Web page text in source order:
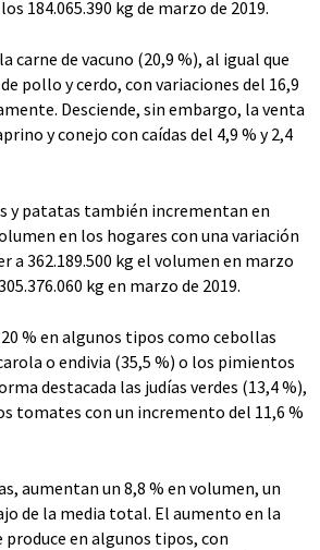
184.065.390 kg de marzo de 2019.
carne de vacuno (20,9 %), al igual que
pollo y cerdo, con variaciones del 16,9
Desciende, sin embargo, la venta
y conejo con caídas del 4,9 % y 2,4
y patatas también incrementan en
en los hogares con una variación
a 362.189.500 kg el volumen en marzo
kg en marzo de 2019.
% en algunos tipos como cebollas
o endivia (35,5 %) o los pimientos
destacada las judías verdes (13,4 %),
tomates con un incremento del 11,6 %
aumentan un 8,8 % en volumen, un
de la media total. El aumento en la
produce en algunos tipos, con